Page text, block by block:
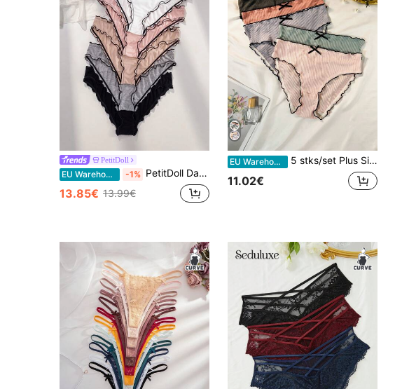
PetitDoll
EU Warehouse -1% PetitDoll Dames plus size mesh golfrand slipje, damesondergoed (5 stuks)
13.85€ 13.99€
EU Warehouse 5 stks/set Plus Size Vrouwen Strik Versierd Onderbroek
11.02€